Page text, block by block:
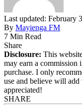
Last updated: February
By Mayienga FM
7 Min Read
Share
Disclosure: This
may earn a
purchase. I only
use and believe will add
appreciated!
SHARE